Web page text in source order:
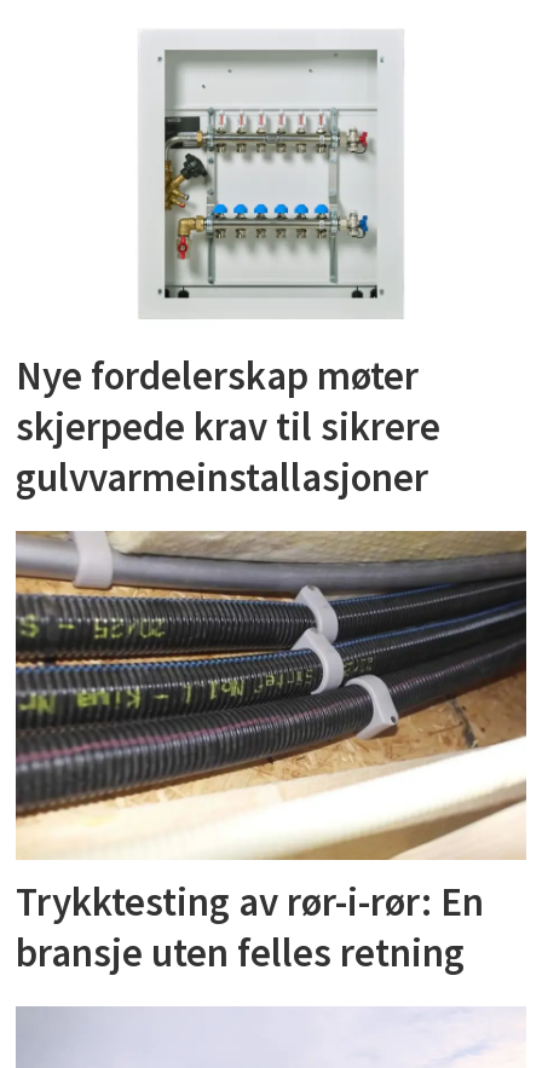
Nye fordelerskap møter
skjerpede krav til sikrere
gulvvarmeinstallasjoner
Trykktesting av rør-i-rør: En
bransje uten felles retning